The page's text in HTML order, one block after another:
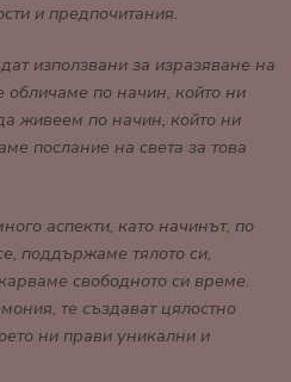
и предпочитания.
използвани за изразяване на
обличаме по начин, който ни
живеем по начин, който ни
послание на света за това
аспекти, като начинът, по
поддържаме тялото си,
свободното си време.
те създават цялостно
ни прави уникални и